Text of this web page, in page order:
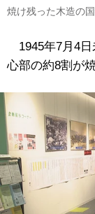
焼け残った木造の
1945年7月4日
心部の約8割が